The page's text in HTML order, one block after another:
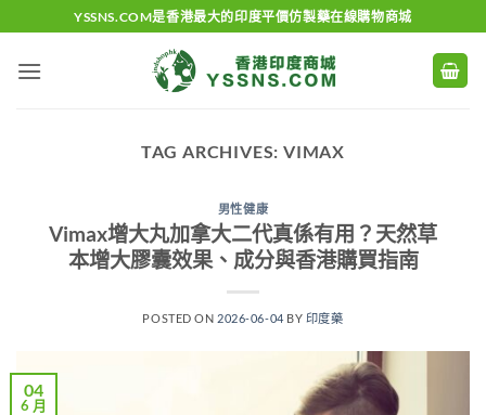
to
content
YSSNS.COM是香港最大的印度平價仿製藥在線購物商城
TAG ARCHIVES:VIMAX
男性健康
Vimax增大丸加拿大二代真係有用？天然草
本增大膠囊效果、成分與香港購買指南
POSTED ON 2026-06-04 BY 印度藥
04
6 月